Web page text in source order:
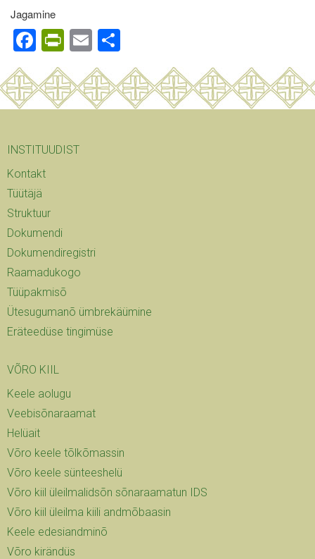
Jagamine
Facebook
PrintFriendly
Email
INSTITUUDIST
Kontakt
Tüütäjä
Struktuur
Dokumendi
Dokumendiregistri
Raamadukogo
Tüüpakmisõ
Ütesugumanõ ümbrekäümine
Eräteedüse tingimüse
VÕRO KIIL
Keele aolugu
Veebisõnaraamat
Helüait
Võro keele tõlkõmassin
Võro keele sünteeshelü
Võro kiil üleilmalidsõn sõnaraamatun IDS
Võro kiil üleilma kiili andmõbaasin
Keele edesiandminõ
Võro kirändüs